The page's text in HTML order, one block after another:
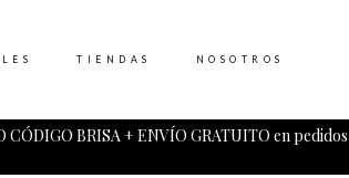
BRISA + ENVÍO GRATUITO en
TIENDAS NOSOTROS